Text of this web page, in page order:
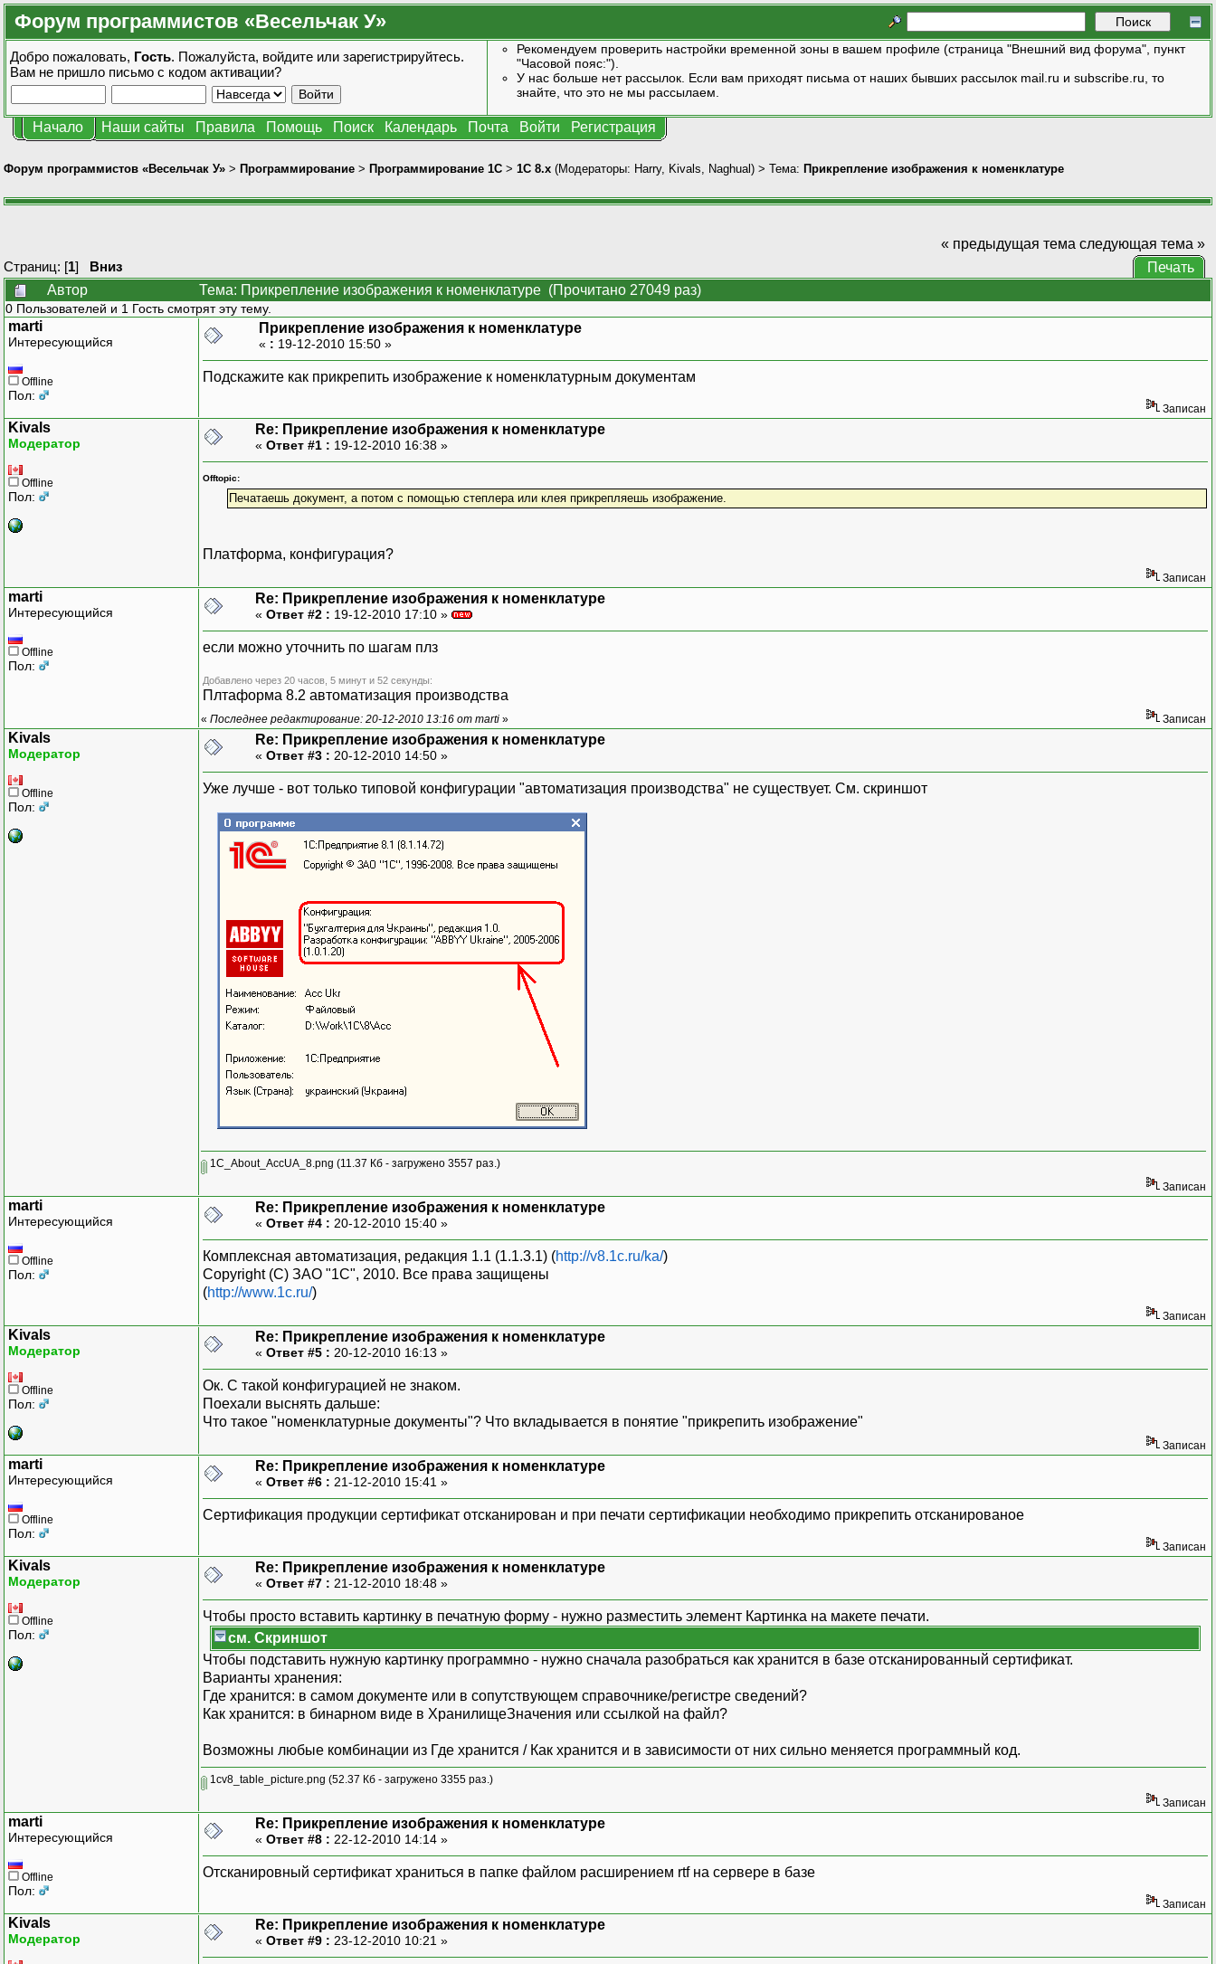
Форум программистов «Весельчак У»
Добро пожаловать, Гость. Пожалуйста, войдите или зарегистрируйтесь.
Вам не пришло письмо с кодом активации?
Рекомендуем проверить настройки временной зоны в вашем профиле (страница "Внешний вид форума", пункт
"Часовой пояс:").
У нас больше нет рассылок. Если вам приходят письма от наших бывших рассылок mail.ru и subscribe.ru, то
знайте, что это не мы рассылаем.
Начало Наши сайты Правила Помощь Поиск Календарь Почта Войти Регистрация
Форум программистов «Весельчак У» > Программирование > Программирование 1С > 1С 8.x (Модераторы: Harry, Kivals Naghual) > Тема: Прикрепление изображения к номенклатуре
Страниц: [1] Вниз
« предыдущая тема следующая тема »
Печать
Автор
Тема: Прикрепление изображения к номенклатуре (Прочитано 27049 раз)
0 Пользователей и 1 Гость смотрят эту тему.
marti
Интересующийся
Offline
Пол:
Прикрепление изображения к номенклатуре
« : 19-12-2010 15:50 »
Подскажите как прикрепить изображение к номенклатурным документам
Записан
Kivals
Модератор
Offline
Пол:
Re: Прикрепление изображения к номенклатуре
« Ответ #1 : 19-12-2010 16:38 »
Offtopic:
Печатаешь документ, а потом с помощью степлера или клея прикрепляешь изображение.
Платформа, конфигурация?
Записан
marti
Интересующийся
Offline
Пол:
Re: Прикрепление изображения к номенклатуре
« Ответ #2 : 19-12-2010 17:10 »
если можно уточнить по шагам плз
Добавлено через 20 часов, 5 минут и 52 секунды:
Плтаформа 8.2 автоматизация производства
« Последнее редактирование: 20-12-2010 13:16 от marti » Записан
Kivals
Модератор
Offline
Пол:
Re: Прикрепление изображения к номенклатуре
« Ответ #3 : 20-12-2010 14:50 »
Уже лучше - вот только типовой конфигурации "автоматизация производства" не существует. См. скриншот
1C_About_AccUA_8.png (11.37 Кб - загружено 3557 раз.)
Записан
marti
Интересующийся
Offline
Пол:
Re: Прикрепление изображения к номенклатуре
« Ответ #4 : 20-12-2010 15:40 »
Комплексная автоматизация, редакция 1.1 (1.1.3.1) (http://v8.1c.ru/ka/)
Copyright (С) ЗАО "1C", 2010. Все права защищены
(http://www.1c.ru/)
Записан
Kivals
Модератор
Offline
Пол:
Re: Прикрепление изображения к номенклатуре
« Ответ #5 : 20-12-2010 16:13 »
Ок. С такой конфигурацией не знаком.
Поехали выснять дальше:
Что такое "номенклатурные документы"? Что вкладывается в понятие "прикрепить изображение"
Записан
marti
Интересующийся
Offline
Пол:
Re: Прикрепление изображения к номенклатуре
« Ответ #6 : 21-12-2010 15:41 »
Сертификация продукции сертификат отсканирован и при печати сертификации необходимо прикрепить отсканированое
Записан
Kivals
Модератор
Offline
Пол:
Re: Прикрепление изображения к номенклатуре
« Ответ #7 : 21-12-2010 18:48 »
Чтобы просто вставить картинку в печатную форму - нужно разместить элемент Картинка на макете печати.
см. Скриншот
Чтобы подставить нужную картинку программно - нужно сначала разобраться как хранится в базе отсканированный сертификат.
Варианты хранения:
Где хранится: в самом документе или в сопутствующем справочнике/регистре сведений?
Как хранится: в бинарном виде в ХранилищеЗначения или ссылкой на файл?
Возможны любые комбинации из Где хранится / Как хранится и в зависимости от них сильно меняется программный код.
1cv8_table_picture.png (52.37 Кб - загружено 3355 раз.)
Записан
marti
Интересующийся
Offline
Пол:
Re: Прикрепление изображения к номенклатуре
« Ответ #8 : 22-12-2010 14:14 »
Отсканировный сертификат храниться в папке файлом расширением rtf на сервере в базе
Записан
Kivals
Модератор
Re: Прикрепление изображения к номенклатуре
« Ответ #9 : 23-12-2010 10:21 »